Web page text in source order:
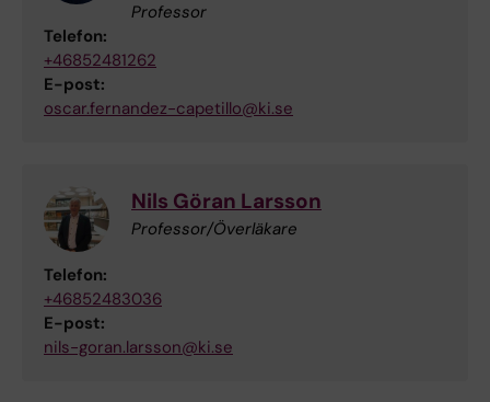
Professor
Telefon:
+46852481262
E-post:
oscar.fernandez-capetillo@ki.se
Nils Göran Larsson
Professor/Överläkare
Telefon:
+46852483036
E-post:
nils-goran.larsson@ki.se